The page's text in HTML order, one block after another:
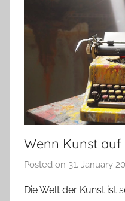
Wenn Kunst
Posted on 31. January
Die Welt der Kunst ist